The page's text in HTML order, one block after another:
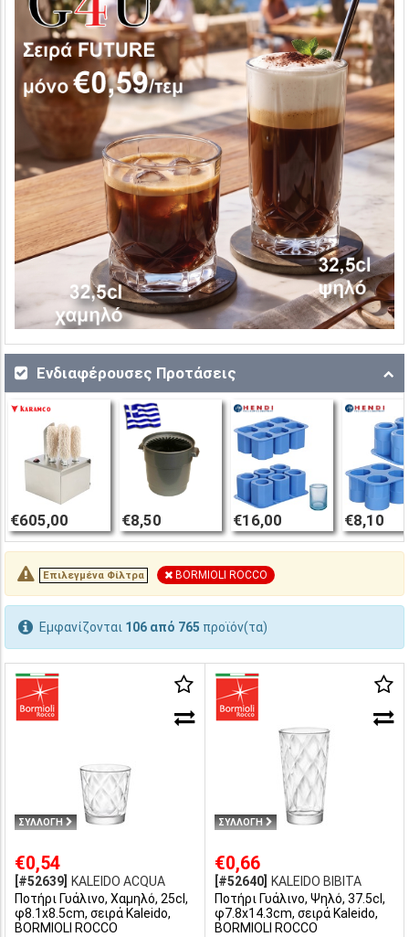
Ενδιαφέρουσες Προτάσεις
€605,00 €8,50 €16,00 €8,10
Επιλεγμένα Φίλτρα BORMIOLI ROCCO
Εμφανίζονται 106 από 765 προϊόν(τα)
ΣΥΛΛΟΓΗ
€0,54
[#52639]
KALEIDO ACQUA
Ποτήρι Γυάλινο, Χαμηλό, 25cl,
φ8.1x8.5cm, σειρά Kaleido,
BORMIOLI ROCCO
ΣΥΛΛΟΓΗ
€0,66
[#52640]
KALEIDO BIBITA
Ποτήρι Γυάλινο, Ψηλό, 37.5cl,
φ7.8x14.3cm, σειρά Kaleido,
BORMIOLI ROCCO